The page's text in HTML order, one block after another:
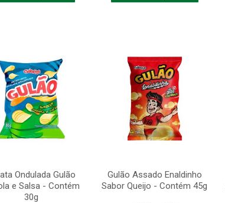
Ondulada Gulão
e Salsa - Contém
30g
Gulão Assado Enaldinho
Sabor Queijo - Contém 45g